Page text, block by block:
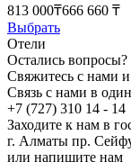
813 000₸666 660 ₸
Выбрать
Отели
Остались вопросы?
Свяжитесь с нами
Связь с нами в
+7 (727) 310 14 - 14
Заходите к нам в
г. Алматы пр.
или напишите нам